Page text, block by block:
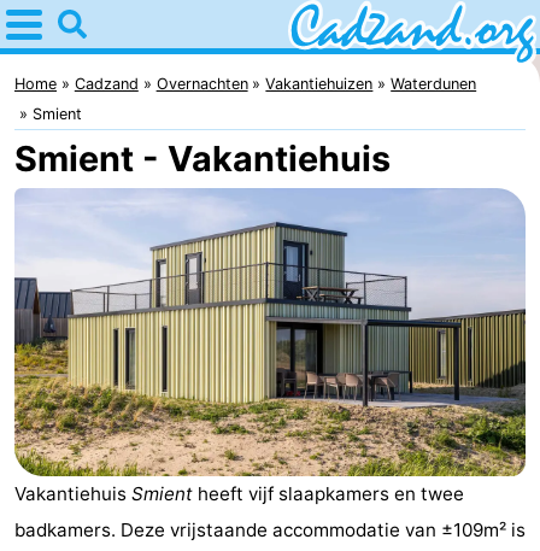
Home
Cadzand
Tips
Voor
Appartementen
Campings
Hotels
Vakantiehuizen
Home Cadzand Overnachten Vakantiehuizen
Waterdunen
Smient
Smient - Vakantiehuis
Vakantiehuis Smient heeft vijf slaapkamers en twee
badkamers. Deze vrijstaande accommodatie van ±109m² is